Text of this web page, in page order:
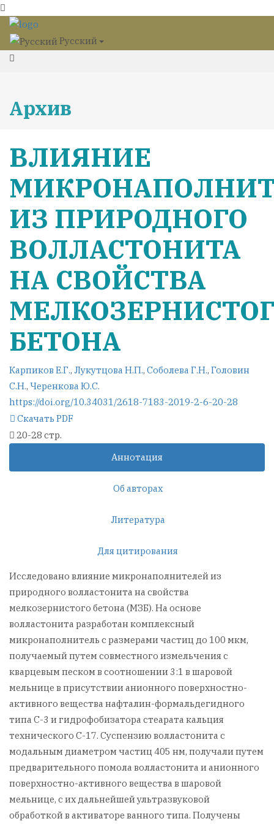
Русский
Архив
ВЛИЯНИЕ
ИЗ ПРИРОДНОГО
ВОЛЛАСТОНИТА
НА СВОЙСТВА
БЕТОНА
Карпиков Е.Г., Лукутцова Н.П., Соболева Г.Н., Головин
С.Н., Черенкова Ю.С.
https://doi.org/10.34031/2618-7183-2019-2-6-20-28
Скачать PDF
20-28 стр.
Аннотация
Об авторах
Литература
Для цитирования
Исследовано влияние микронаполнителей из
природного волластонита на свойства
мелкозернистого бетона (МЗБ). На основе
волластонита разработан комплексный
микронаполнитель с размерами частиц до 100 мкм,
получаемый путем совместного измельчения с
кварцевым песком в соотношении 3:1 в шаровой
мельнице в присутствии анионного поверхностно-
активного вещества нафталин-формальдегидного
типа С-3 и гидрофобизатора стеарата кальция
технического С-17. Суспензию волластонита с
модальным диаметром частиц 405 нм, получали путем
предварительного помола волластонита и анионного
поверхностно-активного вещества в шаровой
мельнице, с их дальнейшей ультразвуковой
обработкой в активаторе ванного типа. Получены